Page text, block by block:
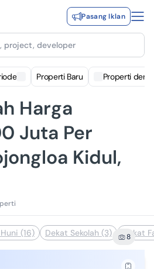
Pasang Iklan
project, developer
Properti Baru Properti
Harga
Juta Per
Kidul,
(16) Dekat Sekolah (3) Dekat
8